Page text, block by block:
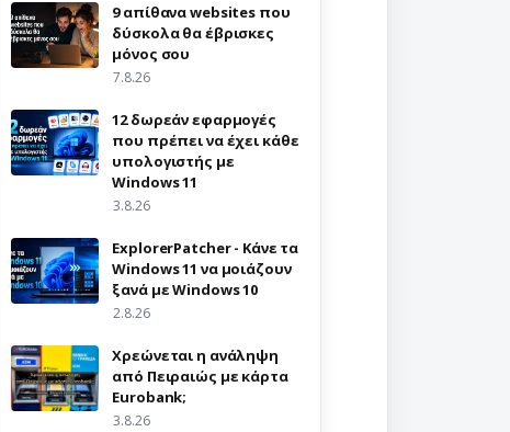
9 απίθανα websites που
δύσκολα θα έβρισκες
μόνος σου
7.8.26
12 δωρεάν εφαρμογές
που πρέπει να έχει κάθε
υπολογιστής με
Windows 11
3.8.26
ExplorerPatcher - Κάνε τα
Windows 11 να μοιάζουν
ξανά με Windows 10
2.8.26
Χρεώνεται η ανάληψη
από Πειραιώς με κάρτα
Eurobank;
3.8.26